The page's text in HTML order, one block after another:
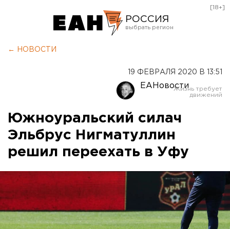
РОССИЯ
Оренбург
[18+]
← НОВОСТИ
19 ФЕВРАЛЯ 2020 В 13:51
ЕАНовости
Южноуральский силач
Эльбрус Нигматуллин
решил переехать в Уфу